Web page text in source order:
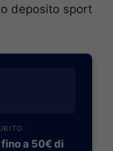
deposito sport
a 50€ di